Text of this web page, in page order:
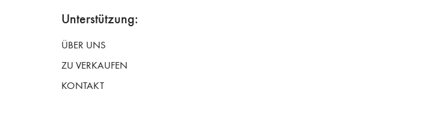
Unterstützung:
ÜBER UNS
ZU VERKAUFEN
KONTAKT